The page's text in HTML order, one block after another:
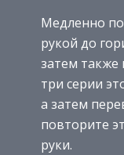
Медленно
рукой до
затем также
три серии
а затем
повторите
руки.